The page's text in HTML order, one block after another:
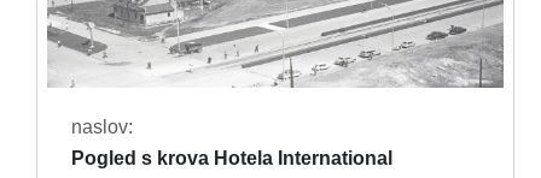
naslov:
Pogled s krova Hotela International